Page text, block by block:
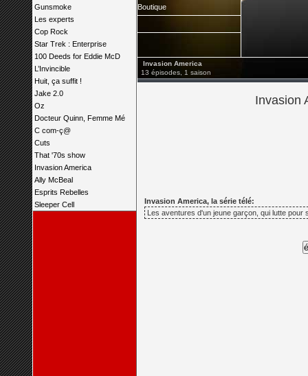
Gunsmoke
Les experts
Cop Rock
Star Trek : Enterprise
100 Deeds for Eddie McD
L’Invincible
Huit, ça suffit !
Jake 2.0
Oz
Docteur Quinn, Femme Mé
C com-ç@
Cuts
That '70s show
Invasion America
Ally McBeal
Esprits Rebelles
Sleeper Cell
Boutique
Invasion America
13 épisodes, 1 saison
Invasion
Invasion America, la série télé:
Les aventures d'un jeune garçon, qui lutte